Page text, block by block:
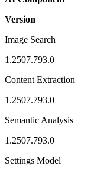
Version
Image Search
1.2507.793.0
Content Extraction
1.2507.793.0
Semantic Analysis
1.2507.793.0
Settings Model